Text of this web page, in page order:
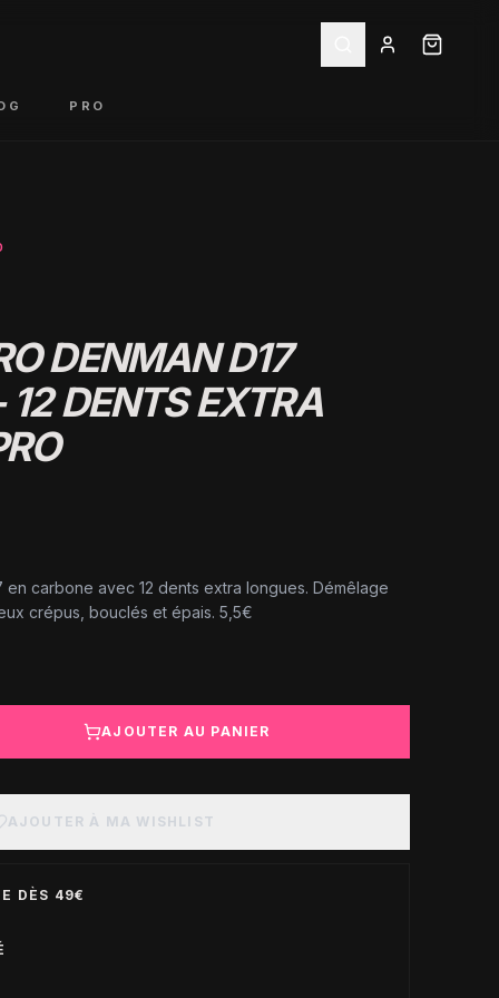
PRO
DENMAN D17
DENTS EXTRA
en carbone avec 12 dents extra longues. Démêlage
crépus, bouclés et épais. 5,5€
AJOUTER AU PANIER
AJOUTER À MA WISHLIST
DÈS 49€